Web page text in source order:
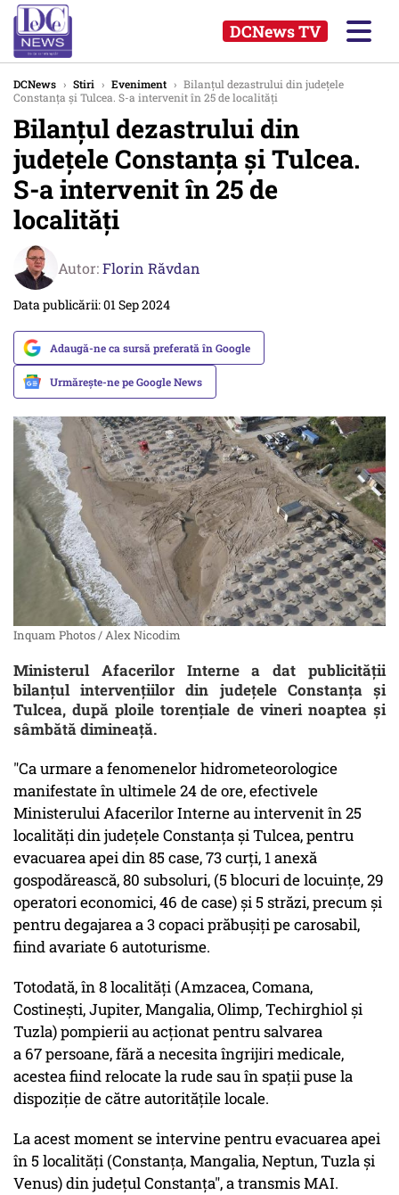
DCNews TV
DCNews › Stiri › Eveniment › Bilanţul dezastrului din judeţele
Constanţa şi Tulcea. S-a intervenit în 25 de localităţi
Bilanţul dezastrului din
judeţele Constanţa şi Tulcea.
S-a intervenit în 25 de
localităţi
Autor:Florin Răvdan
Data publicării: 01 Sep 2024
Adaugă-ne ca sursă preferată în Google
Urmărește-ne pe Google News
Inquam Photos / Alex Nicodim
Ministerul Afacerilor Interne a dat publicităţii
bilanţul intervenţiilor din judeţele Constanţa şi
Tulcea, după ploile torenţiale de vineri noaptea şi
sâmbătă dimineaţă.
"Ca urmare a fenomenelor hidrometeorologice
manifestate în ultimele 24 de ore, efectivele
Ministerului Afacerilor Interne au intervenit în 25
localități din județele Constanța și Tulcea, pentru
evacuarea apei din 85 case, 73 curți, 1 anexă
gospodărească, 80 subsoluri, (5 blocuri de locuințe, 29
operatori economici, 46 de case) și 5 străzi, precum și
pentru degajarea a 3 copaci prăbușiți pe carosabil,
fiind avariate 6 autoturisme.
Totodată, în 8 localități (Amzacea, Comana,
Costinești, Jupiter, Mangalia, Olimp, Techirghiol și
Tuzla) pompierii au acționat pentru salvarea
a 67 persoane, fără a necesita îngrijiri medicale,
acestea fiind relocate la rude sau în spații puse la
dispoziție de către autoritățile locale.
La acest moment se intervine pentru evacuarea apei
în 5 localități (Constanța, Mangalia, Neptun, Tuzla și
Venus) din județul Constanța", a transmis MAI.